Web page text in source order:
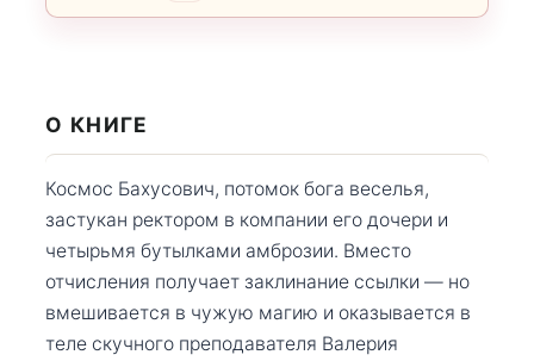
О КНИГЕ
Космос Бахусович, потомок бога веселья,
застукан ректором в компании его дочери и
четырьмя бутылками амброзии. Вместо
отчисления получает заклинание ссылки — но
вмешивается в чужую магию и оказывается в
теле скучного преподавателя Валерия